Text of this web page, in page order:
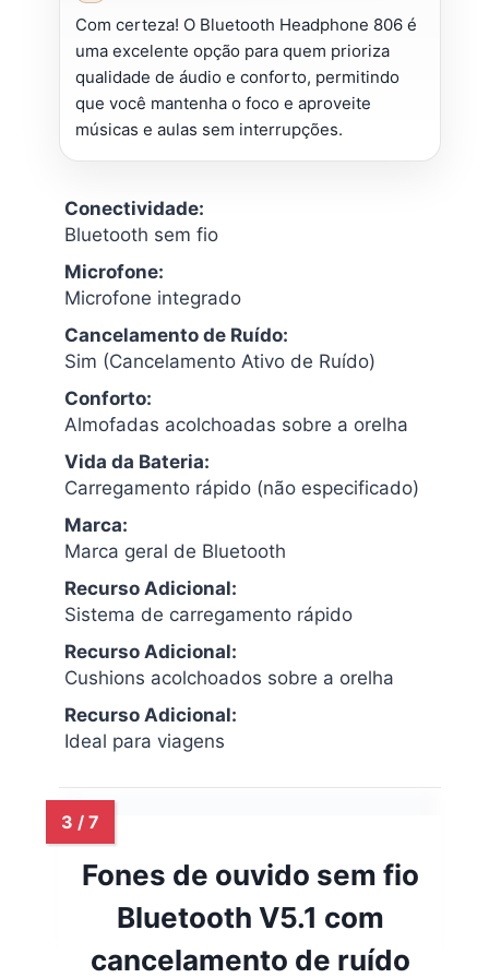
Com certeza! O Bluetooth Headphone 806 é
uma excelente opção para quem prioriza
qualidade de áudio e conforto, permitindo
que você mantenha o foco e aproveite
músicas e aulas sem interrupções.
Conectividade:
Bluetooth sem fio
Microfone:
Microfone integrado
Cancelamento de Ruído:
Sim (Cancelamento Ativo de Ruído)
Conforto:
Almofadas acolchoadas sobre a orelha
Vida da Bateria:
Carregamento rápido (não especificado)
Marca:
Marca geral de Bluetooth
Recurso Adicional:
Sistema de carregamento rápido
Recurso Adicional:
Cushions acolchoados sobre a orelha
Recurso Adicional:
Ideal para viagens
Fones de ouvido sem fio
Bluetooth V5.1 com
cancelamento de ruído